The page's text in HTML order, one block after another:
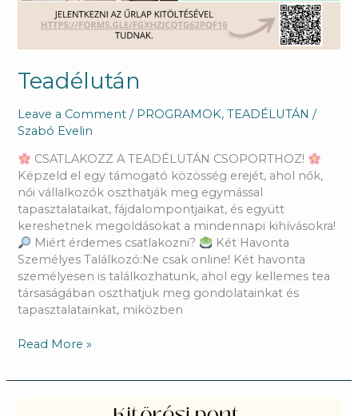
Teadélután
Leave a Comment / PROGRAMOK,TEADÉLUTÁN /
Szabó Evelin
CSATLAKOZZ A TEADÉLUTÁN CSOPORTHOZ!
Képzeld el egy támogató közösség erejét, ahol nők,
női vállalkozók oszthatják meg egymással
tapasztalataikat, fájdalompontjaikat, és együtt
kereshetnek megoldásokat a mindennapi kihívásokra!
Miért érdemes csatlakozni?
Két Havonta
Személyes Találkozó:Ne csak online! Két havonta
személyesen is találkozhatunk, ahol egy kellemes tea
társaságában oszthatjuk meg gondolatainkat és
tapasztalatainkat, miközben
Read More »